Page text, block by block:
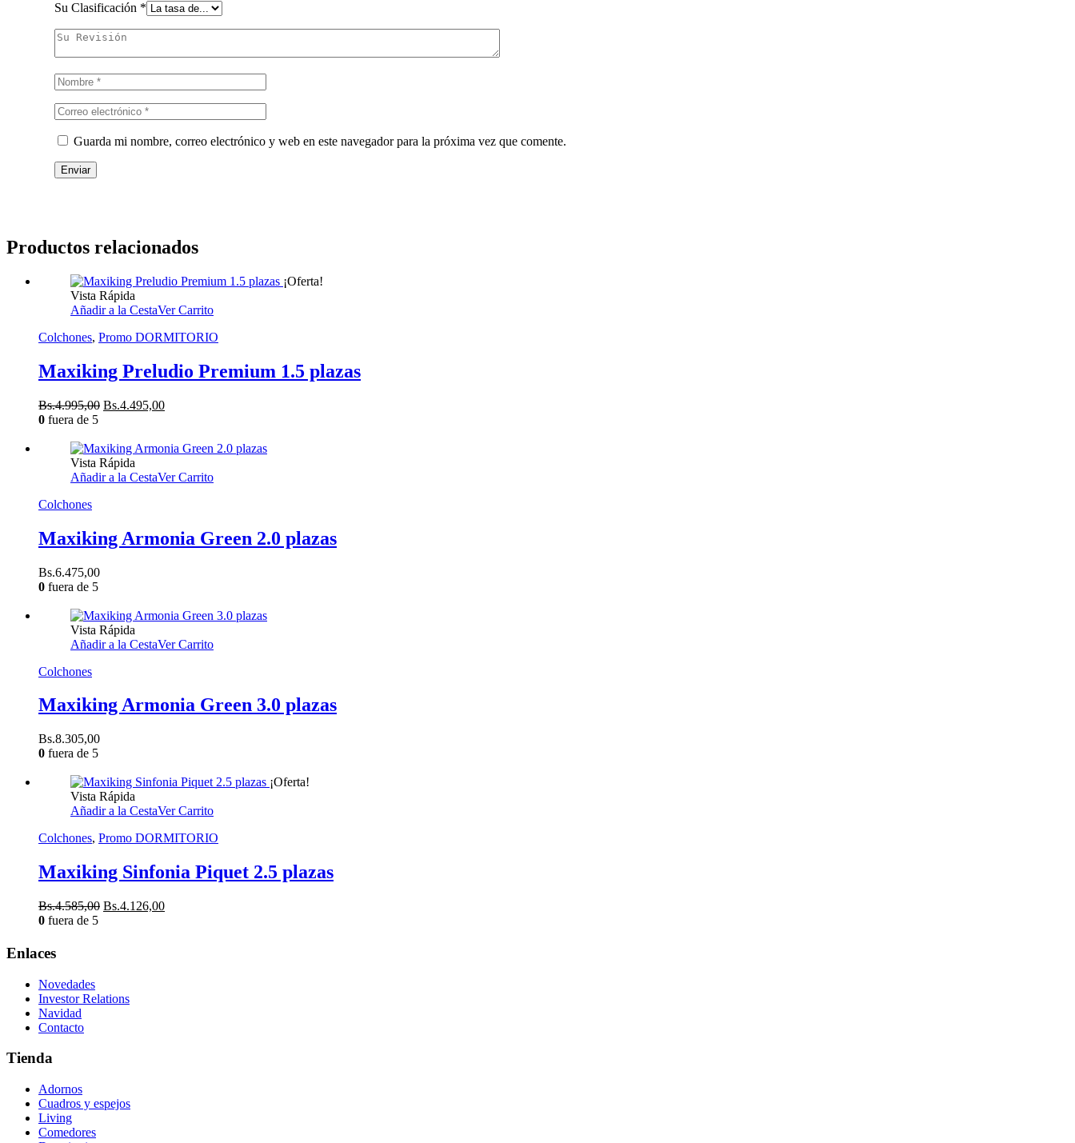
Su Clasificación *
Guarda mi nombre, correo electrónico y web en este navegador para la próxima vez que comente.
Productos relacionados
¡Oferta!
Vista Rápida
Añadir a la CestaVer Carrito
Colchones, Promo DORMITORIO
Maxiking Preludio Premium 1.5 plazas
Bs.4.995,00 El
era:
Bs.4.995,00.
Bs.4.495,00El
es:
0 fuera de 5
Vista Rápida
Añadir a la CestaVer Carrito
Colchones
Maxiking Armonia Green 2.0 plazas
Bs.6.475,00
0 fuera de 5
Vista Rápida
Añadir a la CestaVer Carrito
Colchones
Maxiking Armonia Green 3.0 plazas
Bs.8.305,00
0 fuera de 5
¡Oferta!
Vista Rápida
Añadir a la CestaVer Carrito
Colchones, Promo DORMITORIO
Maxiking Sinfonia Piquet 2.5 plazas
Bs.4.585,00 El
Bs.4.126,00El
0 fuera de 5
Enlaces
Novedades
Investor Relations
Navidad
Contacto
Tienda
Adornos
Cuadros y espejos
Living
Comedores